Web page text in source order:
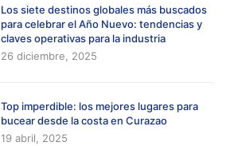
Los siete destinos globales más buscados
para celebrar el Año Nuevo: tendencias y
claves operativas para la industria
26 diciembre, 2025
Top imperdible: los mejores lugares para
bucear desde la costa en Curazao
19 abril, 2025